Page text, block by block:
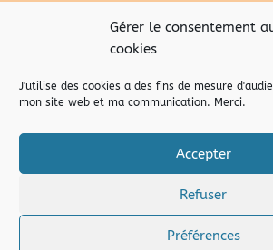
Gérer le consentement
cookies
J'utilise des cookies a des fins de mesure
mon site web et ma communication. Merci.
Accepter
Refuser
Préférences
|Mentions